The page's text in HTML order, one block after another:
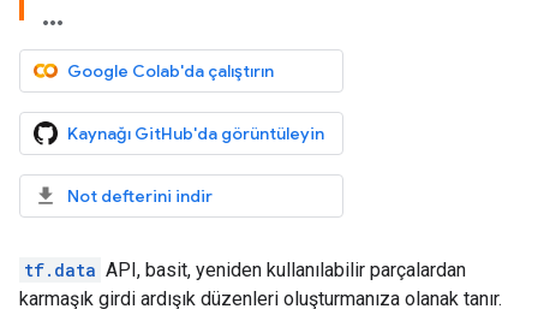
Google Colab'da çalıştırın
Kaynağı GitHub'da görüntüleyin
Not defterini indir
tf.data API, basit, yeniden kullanılabilir parçalardan
karmaşık girdi ardışık düzenleri oluşturmanıza olanak tanır.